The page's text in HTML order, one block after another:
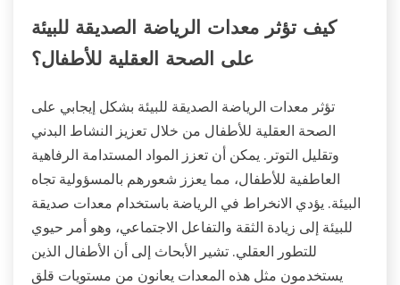
كيف تؤثر معدات الرياضة الصديقة للبيئة
على الصحة العقلية للأطفال؟
تؤثر معدات الرياضة الصديقة للبيئة بشكل إيجابي على
الصحة العقلية للأطفال من خلال تعزيز النشاط البدني
وتقليل التوتر. يمكن أن تعزز المواد المستدامة الرفاهية
العاطفية للأطفال، مما يعزز شعورهم بالمسؤولية تجاه
البيئة. يؤدي الانخراط في الرياضة باستخدام معدات صديقة
للبيئة إلى زيادة الثقة والتفاعل الاجتماعي، وهو أمر حيوي
للتطور العقلي. تشير الأبحاث إلى أن الأطفال الذين
يستخدمون مثل هذه المعدات يعانون من مستويات قلق